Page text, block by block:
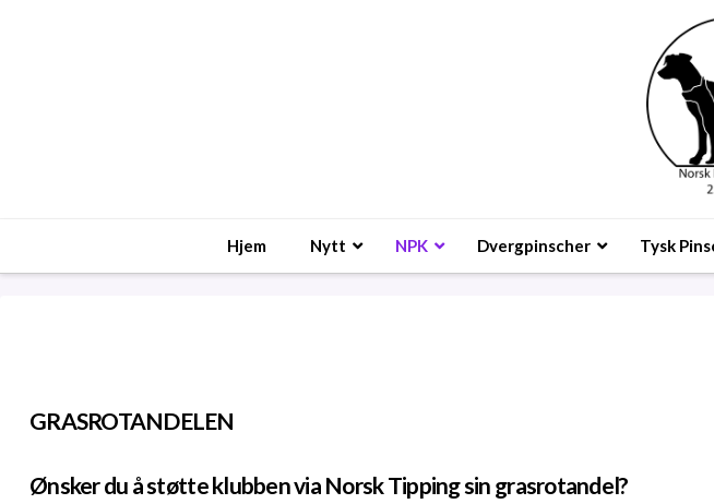
Hjem Nytt NPK Dvergpinscher Tysk
GRASROTANDELEN
Ønsker du å støtte klubben via Norsk Tipping sin grasrotandel?